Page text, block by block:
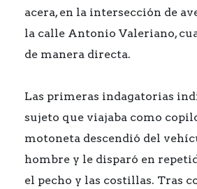
acera, en la intersección de
la calle Antonio Valeriano,
de manera directa.
Las primeras indagatorias
sujeto que viajaba como
motoneta descendió del
hombre y le disparó en
el pecho y las costillas. Tras